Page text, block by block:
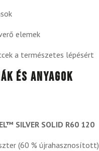
elemek
a természetes lépésért
és anyagok
SILVER SOLID R60 120
(60 % újrahasznosított)